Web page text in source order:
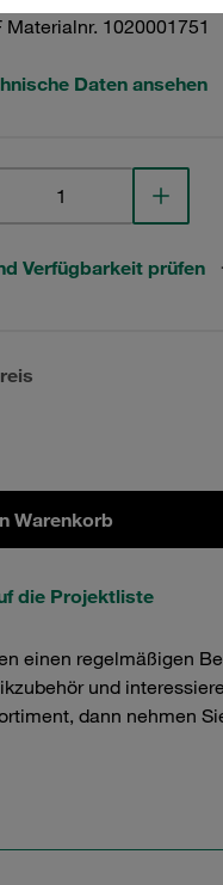
Materialnr. 1020001751
Daten ansehen
Verfügbarkeit prüfen
Warenkorb
die Projektliste
einen regelmäßigen
und
dann nehmen